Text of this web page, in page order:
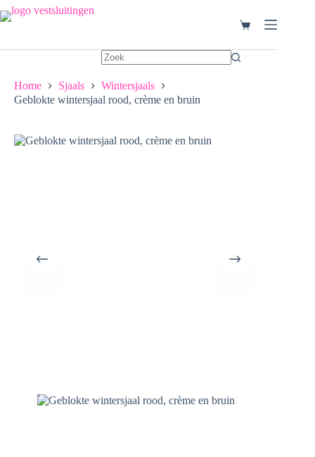
Ga
naar
Winkelwagen
Home Sjaals
Wintersjaals
Geblokte wintersjaal rood, crème en bruin